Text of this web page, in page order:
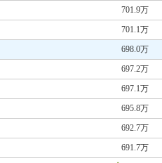
701.9万
701.1万
698.0万
697.2万
697.1万
695.8万
692.7万
691.7万